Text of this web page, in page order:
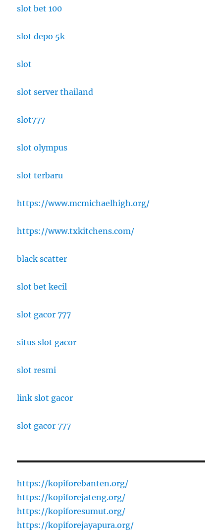
slot bet 100
slot depo 5k
slot
slot server thailand
slot777
slot olympus
slot terbaru
https://www.mcmichaelhigh.org/
https://www.txkitchens.com/
black scatter
slot bet kecil
slot gacor 777
situs slot gacor
slot resmi
link slot gacor
slot gacor 777
https://kopiforebanten.org/
https://kopiforejateng.org/
https://kopiforesumut.org/
https://kopiforejayapura.org/